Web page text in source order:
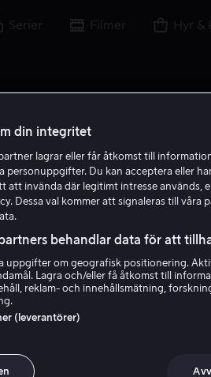
Serier Filmer Hyr &
A L
Alexander
din integritet
lagrar eller får åtkomst till
personuppgifter. Du kan acceptera eller
att invända där legitimt intresse används,
Dessa val kommer att signaleras till våra
behandlar data för att
uppgifter om geografisk positionering.
Lagra och/eller få åtkomst till
reklam- och innehållsmätning,
(leverantörer)